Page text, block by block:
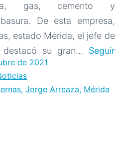
gas, cemento y
De esta empresa,
estado Mérida, el jefe de
destacó su gran… Seguir
de 2021
, Jorge Arreaza, Mérida